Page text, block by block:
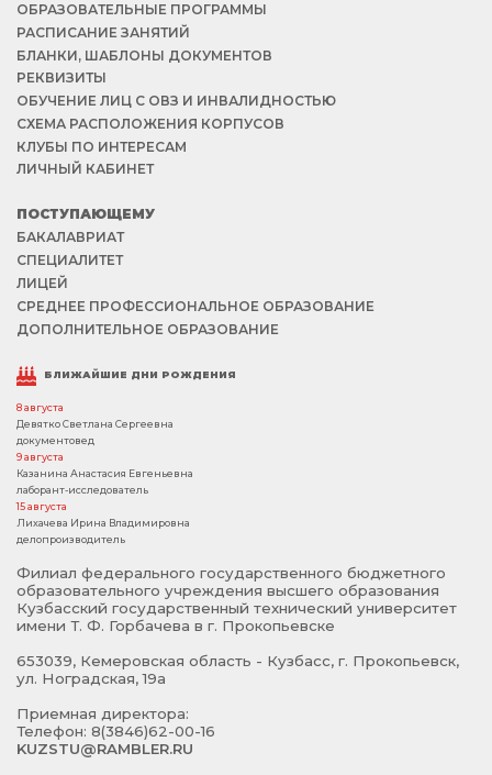
ОБРАЗОВАТЕЛЬНЫЕ ПРОГРАММЫ
РАСПИСАНИЕ ЗАНЯТИЙ
БЛАНКИ, ШАБЛОНЫ ДОКУМЕНТОВ
РЕКВИЗИТЫ
ОБУЧЕНИЕ ЛИЦ С ОВЗ И ИНВАЛИДНОСТЬЮ
СХЕМА РАСПОЛОЖЕНИЯ КОРПУСОВ
КЛУБЫ ПО ИНТЕРЕСАМ
ЛИЧНЫЙ КАБИНЕТ
ПОСТУПАЮЩЕМУ
БАКАЛАВРИАТ
СПЕЦИАЛИТЕТ
ЛИЦЕЙ
СРЕДНЕЕ ПРОФЕССИОНАЛЬНОЕ ОБРАЗОВАНИЕ
ДОПОЛНИТЕЛЬНОЕ ОБРАЗОВАНИЕ
БЛИЖАЙШИЕ ДНИ РОЖДЕНИЯ
8 августа
Девятко Светлана Сергеевна
документовед
9 августа
Казанина Анастасия Евгеньевна
лаборант-исследователь
15 августа
Лихачева Ирина Владимировна
делопроизводитель
Филиал федерального государственного бюджетного
образовательного учреждения высшего образования
Кузбасский государственный технический университет
имени Т. Ф. Горбачева в г. Прокопьевске
653039, Кемеровская область - Кузбасс, г. Прокопьевск,
ул. Ноградская, 19а
Приемная директора:
Телефон: 8(3846)62-00-16
KUZSTU@RAMBLER.RU